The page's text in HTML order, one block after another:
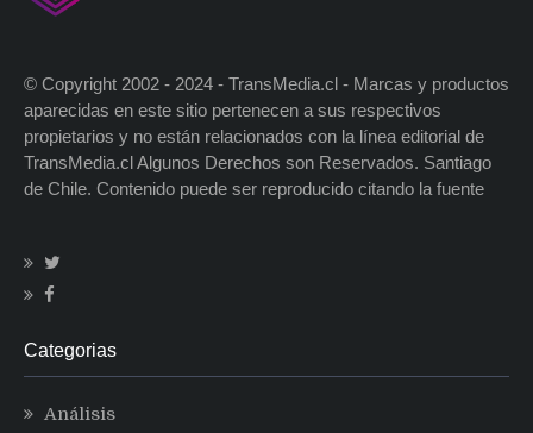
© Copyright 2002 - 2024 - TransMedia.cl - Marcas y productos
aparecidas en este sitio pertenecen a sus respectivos
propietarios y no están relacionados con la línea editorial de
TransMedia.cl Algunos Derechos son Reservados. Santiago
de Chile. Contenido puede ser reproducido citando la fuente
Categorias
Análisis